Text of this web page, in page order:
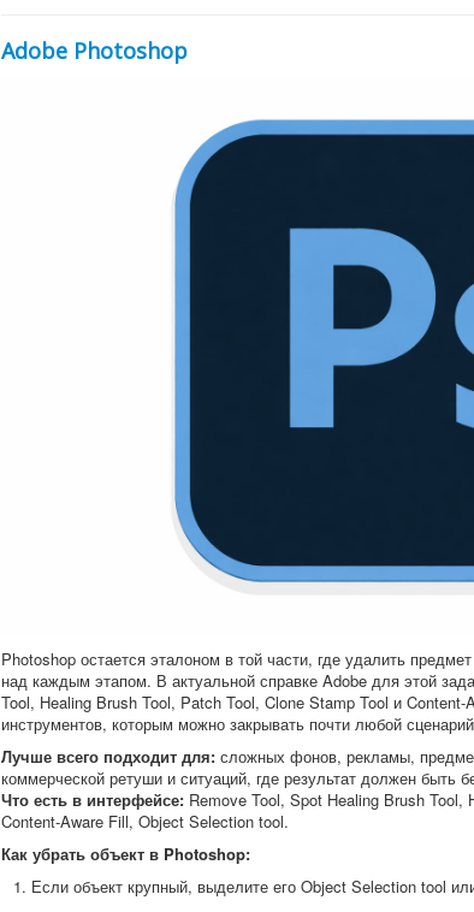
Adobe Photoshop
Photoshop остается эталоном в той части, где удалить
над каждым этапом. В актуальной справке Adobe для этой
Tool, Healing Brush Tool, Patch Tool, Clone Stamp Tool и
инструментов, которым можно закрывать почти любой
Лучше всего подходит для: сложных фонов, рекламы,
коммерческой ретуши и ситуаций, где результат должен быть
Что есть в интерфейсе: Remove Tool, Spot Healing Brush
Content-Aware Fill, Object Selection tool.
Как убрать объект в Photoshop:
Если объект крупный, выделите его Object Selection tool